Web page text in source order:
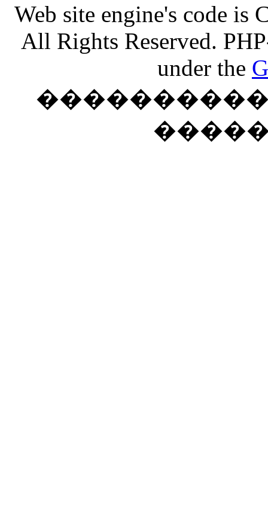
Web site engine's code
All Rights Reserved.
under the
����������